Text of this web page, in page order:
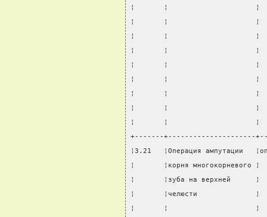
¦       ¦                     ¦
¦       ¦                     ¦
¦       ¦                     ¦
¦       ¦                     ¦
¦       ¦                     ¦
¦       ¦                     ¦
¦       ¦                     ¦
¦       ¦                     ¦
¦       ¦                     ¦
+-------+---------------------
¦3.21   ¦Операция ампутации
¦       ¦корня многокорневого
¦       ¦зуба на верхней
¦       ¦челюсти              ¦
¦       ¦                     ¦